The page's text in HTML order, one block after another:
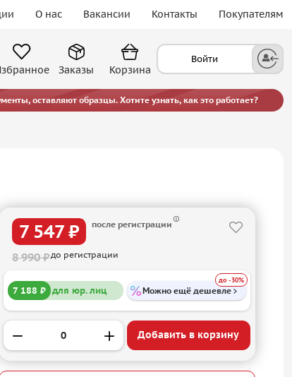
О нас Вакансии Контакты Покупателям
Войти
Заказы Корзина
оставляют образцы. Хотите узнать, как это работает?
7 547 ₽ после регистрации
8 990 ₽до регистрации
7 188 ₽ для юр. лиц Можно ещё дешевле
до -30%
Добавить в корзину